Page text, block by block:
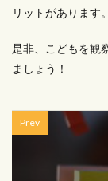
リットがあります。
是非、こどもを観
ましょう！
Prev